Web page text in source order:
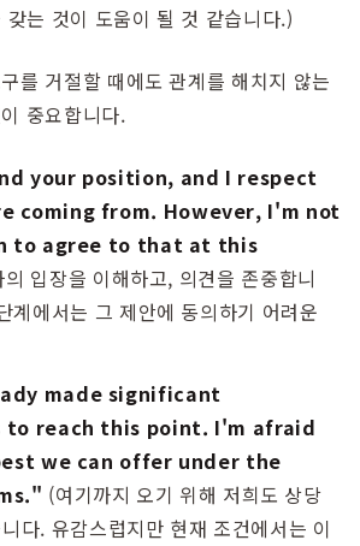
갖는 것이 도움이 될 것 같습니다.)
를 거절할 때에도 관계를 해치지 않는
중요합니다.
your position, and I respect
coming from. However, I'm not
to agree to that at this
의 입장을 이해하고, 의견을 존중합니
계에서는 그 제안에 동의하기 어려운
made significant
to reach this point. I'm afraid
we can offer under the
(여기까지 오기 위해 저희도 상당
다. 유감스럽지만 현재 조건에서는 이